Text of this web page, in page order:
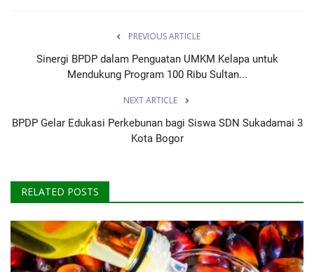
PREVIOUS ARTICLE
Sinergi BPDP dalam Penguatan UMKM Kelapa untuk
Mendukung Program 100 Ribu Sultan...
NEXT ARTICLE
BPDP Gelar Edukasi Perkebunan bagi Siswa SDN Sukadamai 3
Kota Bogor
RELATED POSTS